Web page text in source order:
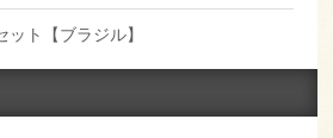
ト【ブラジル】